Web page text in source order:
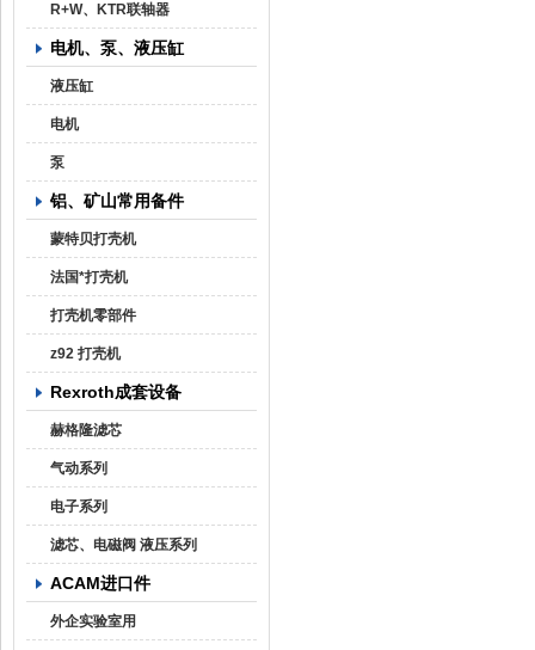
R+W、KTR联轴器
电机、泵、液压缸
液压缸
电机
泵
铝、矿山常用备件
蒙特贝打壳机
法国*打壳机
打壳机零部件
z92 打壳机
Rexroth成套设备
赫格隆滤芯
气动系列
电子系列
滤芯、电磁阀 液压系列
ACAM进口件
外企实验室用